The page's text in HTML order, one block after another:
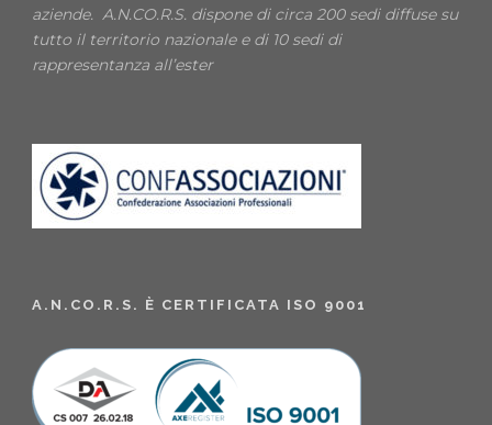
aziende. A.N.CO.R.S. dispone di circa 200 sedi diffuse su
tutto il territorio nazionale e di 10 sedi di
rappresentanza all’ester
A.N.CO.R.S. È CERTIFICATA ISO 9001